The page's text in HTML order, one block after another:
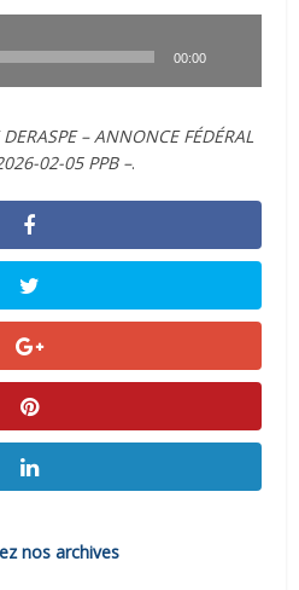
00:00
– ANNONCE FÉDÉRAL
02-05 PPB –.
nos archives